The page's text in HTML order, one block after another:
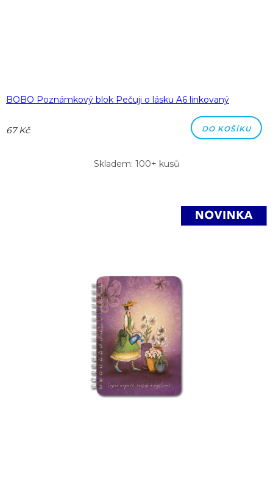
BOBO Poznámkový blok Pečuji o lásku A6 linkovaný
67 Kč DO KOŠÍKU
Skladem: 100+ kusů